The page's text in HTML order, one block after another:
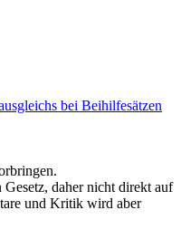
bei Beihilfesätzen
daher nicht direkt auf
und Kritik wird aber